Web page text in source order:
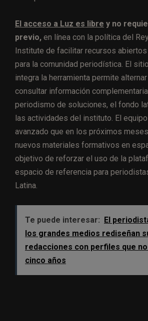
El acceso a Luz es libre y no
previo, en línea con la política del
Institute de facilitar recursos
para la comunidad periodística. El
integra la herramienta permite
consultar información
periodismo de soluciones, el fondo
las actividades del instituto. El
avanzado que en los próximos
nuevos materiales formativos en
objetivo de reforzar el uso de la
espacio de referencia para
Latina.
Te puede interesar:
El
los grandes medios rediseñan
redacciones con perfiles que
cinco años